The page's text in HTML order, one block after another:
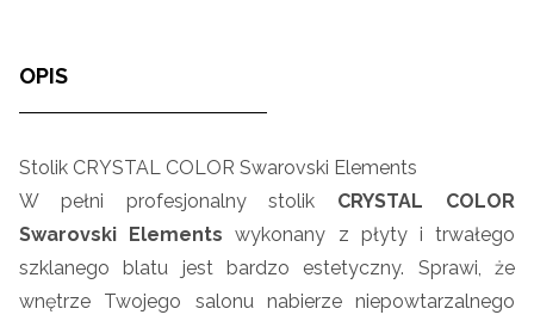
OPIS
Stolik CRYSTAL COLOR Swarovski Elements
W pełni profesjonalny stolik CRYSTAL COLOR
Swarovski Elements wykonany z płyty itrwałego
szklanego blatu jest bardzo estetyczny. Sprawi, że
wnętrze Twojego salonu nabierze niepowtarzalnego